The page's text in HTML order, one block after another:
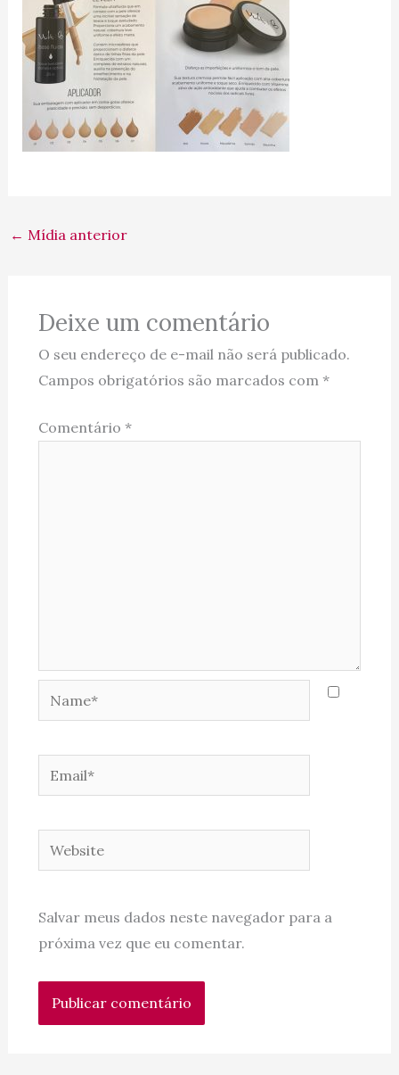
← Mídia anterior
Deixe um comentário
O seu endereço de e-mail não será publicado.
Campos obrigatórios são marcados com *
Comentário *
Name*
Email*
Website
Salvar meus dados neste navegador para a
próxima vez que eu comentar.